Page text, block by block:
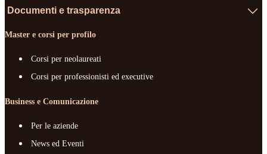
Documenti e trasparenza
Master e corsi per profilo
Corsi per neolaureati
Corsi per professionisti ed executive
Business e Comunicazione
Per le aziende
News ed Eventi